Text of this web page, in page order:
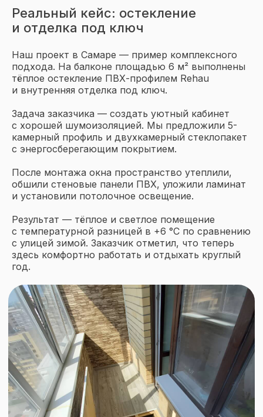
Реальный кейс: остекление
и отделка под ключ
Наш проект в Самаре — пример комплексного
подхода. На балконе площадью 6 м² выполнены
тёплое остекление ПВХ-профилем Rehau
и внутренняя отделка под ключ.
Задача заказчика — создать уютный кабинет
с хорошей шумоизоляцией. Мы предложили 5-
камерный профиль и двухкамерный стеклопакет
с энергосберегающим покрытием.
После монтажа окна пространство утеплили,
обшили стеновые панели ПВХ, уложили ламинат
и установили потолочное освещение.
Результат — тёплое и светлое помещение
с температурной разницей в +6 °C по сравнению
с улицей зимой. Заказчик отметил, что теперь
здесь комфортно работать и отдыхать круглый
год.
Оставьте заявку
на бесплатный замер
прямо сейчас
Мы перезвоним в течение 15 минут
+7
Прикрепить фото объекта или
проект
Add file